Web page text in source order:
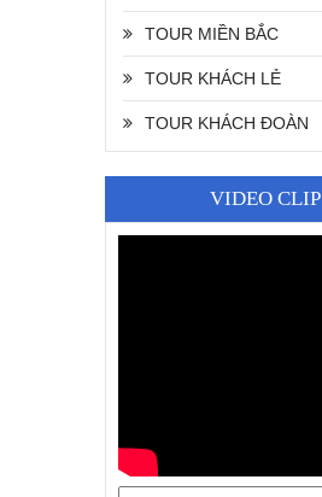
TOUR MIỀN BẮC
TOUR KHÁCH LẺ
TOUR KHÁCH ĐOÀN
VIDEO CLIP